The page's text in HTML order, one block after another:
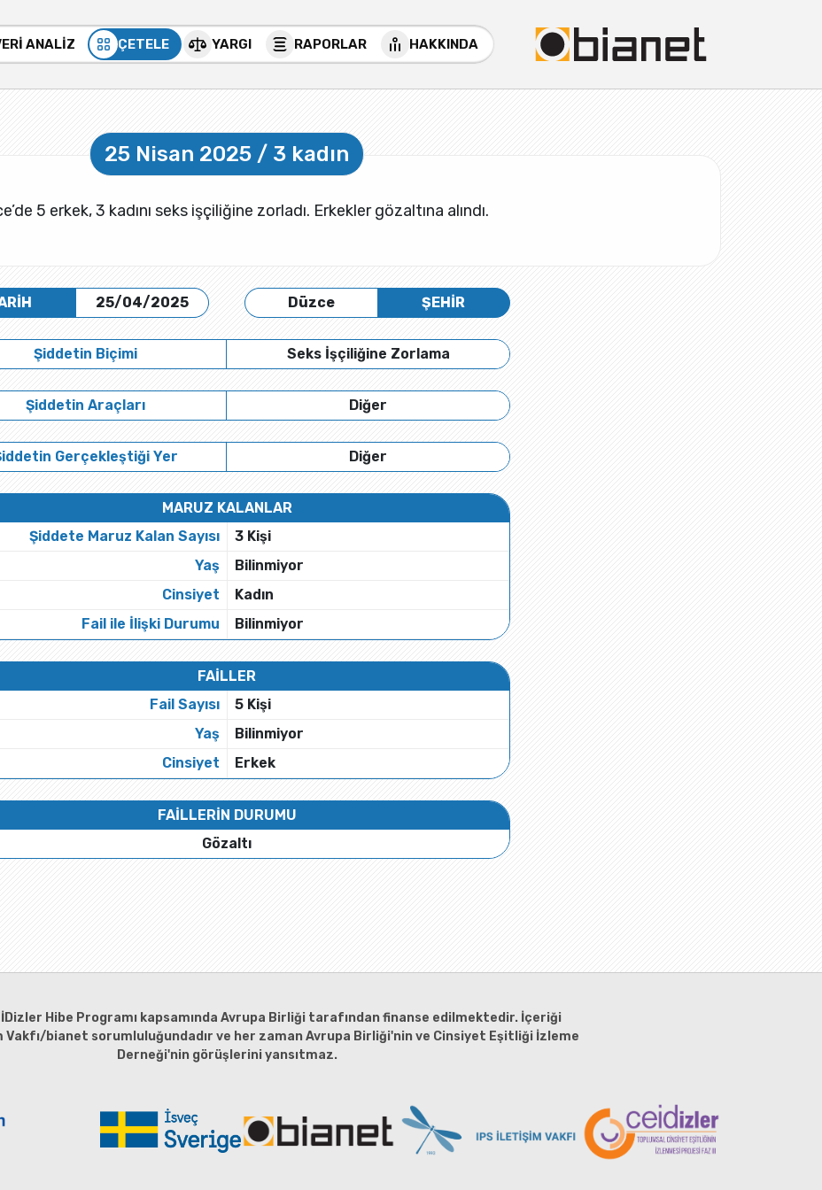
ANALİZ ÇETELE YARGI RAPORLAR HAKKINDA
25 Nisan 2025 / 3 kadın
5 erkek, 3 kadını seks işçiliğine zorladı. Erkekler gözaltına alındı.
25/04/2025 Düzce ŞEHİR
Şiddetin Biçimi Seks İşçiliğine Zorlama
Şiddetin Araçları Diğer
Gerçekleştiği Yer Diğer
MARUZ KALANLAR
Şiddete Maruz Kalan Sayısı
3 Kişi
Yaş
Bilinmiyor
Cinsiyet
Kadın
Fail ile İlişki Durumu
Bilinmiyor
FAİLLER
Fail Sayısı
5 Kişi
Yaş
Bilinmiyor
Cinsiyet
Erkek
FAİLLERİN DURUMU
Gözaltı
Hibe Programı kapsamında Avrupa Birliği tarafından finanse edilmektedir. İçeriği
Vakfı/bianet sorumluluğundadır ve her zaman Avrupa Birliği'nin ve Cinsiyet Eşitliği İzleme
Derneği'nin görüşlerini yansıtmaz.